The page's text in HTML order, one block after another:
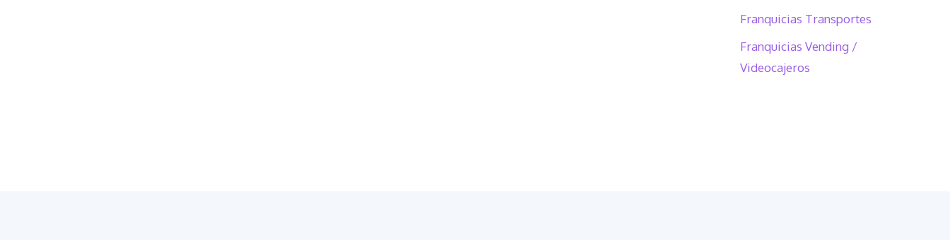
Franquicias Transportes
Franquicias Vending /
Videocajeros